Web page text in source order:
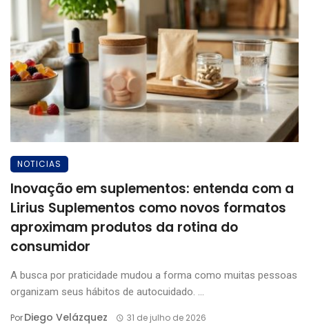
NOTICIAS
Inovação em suplementos: entenda com a
Lirius Suplementos como novos formatos
aproximam produtos da rotina do
consumidor
A busca por praticidade mudou a forma como muitas pessoas
organizam seus hábitos de autocuidado. ...
PorDiego Velázquez 31 de julho de 2026